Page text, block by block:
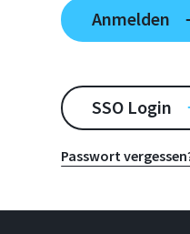
SSO Login
Passwort